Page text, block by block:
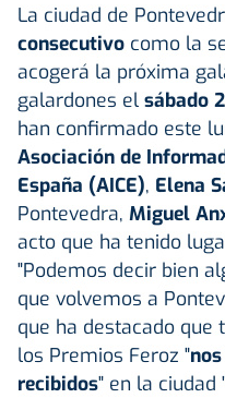
La ciudad de
consecutivo como la
acogerá la próxima
galardones el sábado
han confirmado este
Asociación de
España (AICE), Elena
Pontevedra, Miguel
acto que ha tenido
"Podemos decir bien
que volvemos a
que ha destacado
los Premios Feroz "
recibidos" en la ciudad